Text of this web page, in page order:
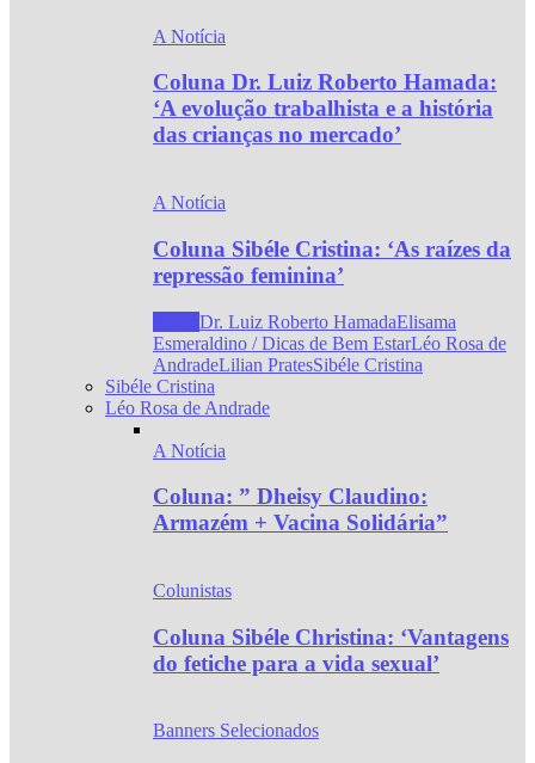
A Notícia
Coluna Dr. Luiz Roberto Hamada:
‘A evolução trabalhista e a história
das crianças no mercado’
A Notícia
Coluna Sibéle Cristina: ‘As raízes da
repressão feminina’
Dr. Luiz Roberto HamadaElisama
Esmeraldino / Dicas de Bem EstarLéo Rosa de
AndradeLilian PratesSibéle Cristina
Sibéle Cristina
Léo Rosa de Andrade
A Notícia
Coluna: ” Dheisy Claudino:
Armazém + Vacina Solidária”
Colunistas
Coluna Sibéle Christina: ‘Vantagens
do fetiche para a vida sexual’
Banners Selecionados